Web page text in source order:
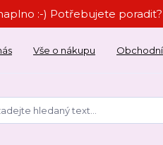
:-) Potřebujete
Vše o nákupu